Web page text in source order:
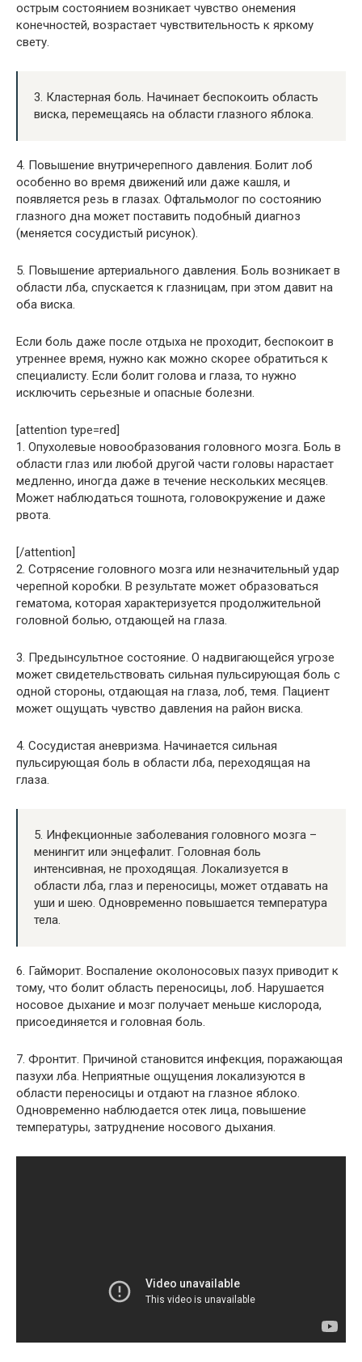
острым состоянием возникает чувство онемения
конечностей, возрастает чувствительность к яркому
свету.
3. Кластерная боль. Начинает беспокоить область
виска, перемещаясь на области глазного яблока.
4. Повышение внутричерепного давления. Болит лоб
особенно во время движений или даже кашля, и
появляется резь в глазах. Офтальмолог по состоянию
глазного дна может поставить подобный диагноз
(меняется сосудистый рисунок).
5. Повышение артериального давления. Боль возникает в
области лба, спускается к глазницам, при этом давит на
оба виска.
Если боль даже после отдыха не проходит, беспокоит в
утреннее время, нужно как можно скорее обратиться к
специалисту. Если болит голова и глаза, то нужно
исключить серьезные и опасные болезни.
[attention type=red]
1. Опухолевые новообразования головного мозга. Боль в
области глаз или любой другой части головы нарастает
медленно, иногда даже в течение нескольких месяцев.
Может наблюдаться тошнота, головокружение и даже
рвота.
[/attention]
2. Сотрясение головного мозга или незначительный удар
черепной коробки. В результате может образоваться
гематома, которая характеризуется продолжительной
головной болью, отдающей на глаза.
3. Предынсультное состояние. О надвигающейся угрозе
может свидетельствовать сильная пульсирующая боль с
одной стороны, отдающая на глаза, лоб, темя. Пациент
может ощущать чувство давления на район виска.
4. Сосудистая аневризма. Начинается сильная
пульсирующая боль в области лба, переходящая на
глаза.
5. Инфекционные заболевания головного мозга –
менингит или энцефалит. Головная боль
интенсивная, не проходящая. Локализуется в
области лба, глаз и переносицы, может отдавать на
уши и шею. Одновременно повышается температура
тела.
6. Гайморит. Воспаление околоносовых пазух приводит к
тому, что болит область переносицы, лоб. Нарушается
носовое дыхание и мозг получает меньше кислорода,
присоединяется и головная боль.
7. Фронтит. Причиной становится инфекция, поражающая
пазухи лба. Неприятные ощущения локализуются в
области переносицы и отдают на глазное яблоко.
Одновременно наблюдается отек лица, повышение
температуры, затруднение носового дыхания.